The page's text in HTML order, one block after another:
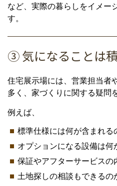
など、実際の暮らしをイメー
す。
③ 気になることは
住宅展示場には、営業担当者
多く、家づくりに関する疑問
例えば、
標準仕様には何が含まれる
オプションになる設備は何
保証やアフターサービスの
土地探しの相談もできるの